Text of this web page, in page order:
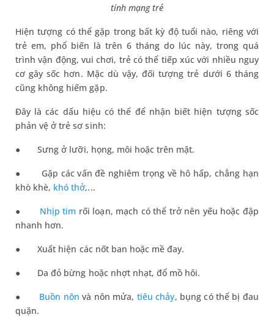
tính mạng trẻ
Hiện tượng có thể gặp trong bất kỳ độ tuổi nào, riêng với
trẻ em, phổ biến là trên 6 tháng do lúc này, trong quá
trình vận động, vui chơi, trẻ có thể tiếp xúc với nhiều nguy
cơ gây sốc hơn. Mặc dù vậy, đối tượng trẻ dưới 6 tháng
cũng không hiếm gặp.
Đây là các dấu hiệu có thể để nhận biết hiện tượng sốc
phản vệ ở trẻ sơ sinh:
● Sưng ở lưỡi, họng, môi hoặc trên mặt.
●
Gặp các vấn đề nghiêm trọng về hô hấp, chẳng hạn
khò khè, khó thở,...
● Nhịp tim rối loạn, mạch có thể trở nên yếu hoặc đập
nhanh hơn.
● Xuất hiện các nốt ban hoặc mề đay.
● Da đỏ bừng hoặc nhợt nhạt, đổ mồ hôi.
● Buồn nôn và nôn mửa, tiêu chảy, bụng có thể bị đau
quặn.